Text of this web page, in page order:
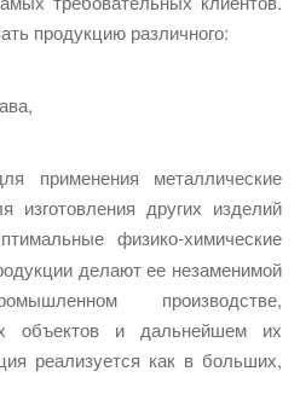
продукцию различного:
применения металлические
других изделий
физико-химические
делают ее незаменимой
производстве,
объектов и дальнейшем их
реализуется как в больших,